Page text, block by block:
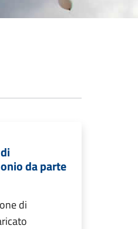
da parte
di